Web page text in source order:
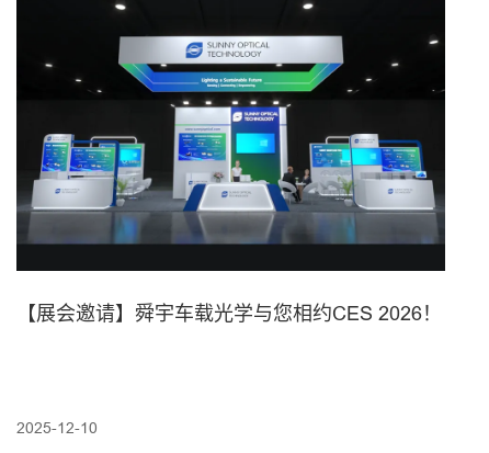
【展会邀请】舜宇车载光学与您相约CES 2026！
2025-12-10